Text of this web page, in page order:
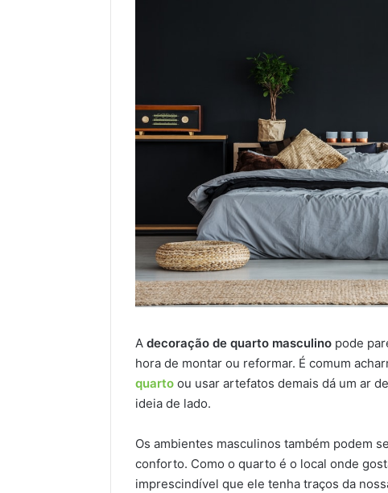
A decoração de quarto masculino pode
hora de montar ou reformar. É comum
quarto ou usar artefatos demais dá um ar
ideia de lado.
Os ambientes masculinos também podem
conforto. Como o quarto é o local onde
imprescindível que ele tenha traços da